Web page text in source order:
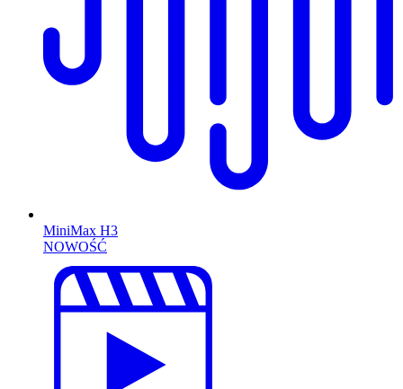
MiniMax H3
NOWOŚĆ